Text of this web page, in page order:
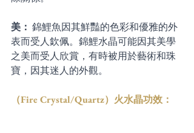
美： 錦鯉魚因其鮮豔的色彩和優雅的外
表而受人欽佩。錦鯉水晶可能因其美學
之美而受人欣賞，有時被用於藝術和珠
寶，因其迷人的外觀。
（Fire Crystal/Quartz）火水晶功效：